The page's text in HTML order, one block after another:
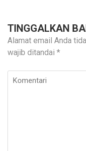
TINGGALKAN
Alamat email Anda
wajib ditandai *
Komentari